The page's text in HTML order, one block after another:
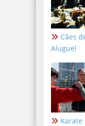
Cães
Aluguel
Karate